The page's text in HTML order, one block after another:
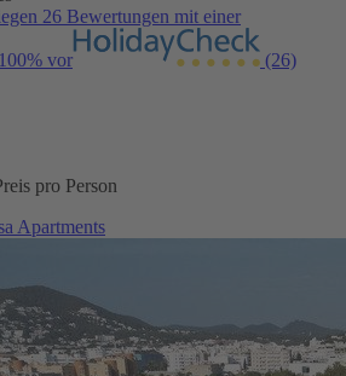
26 Bewertungen mit einer
vor
(26)
pro Person
Apartments